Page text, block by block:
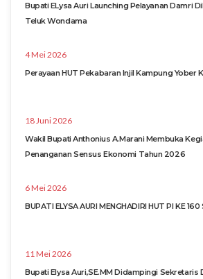
Bupati ELysa Auri Launching Pelayanan Damri
Teluk Wondama
4 Mei 2026
Perayaan HUT Pekabaran Injil Kampung Yober
18 Juni 2026
Wakil Bupati Anthonius A.Marani Membuka
Penanganan Sensus Ekonomi Tahun 2026
6 Mei 2026
BUPATI ELYSA AURI MENGHADIRI HUT PI KE 160
11 Mei 2026
Bupati Elysa Auri,SE.MM Didampingi Sekretaris